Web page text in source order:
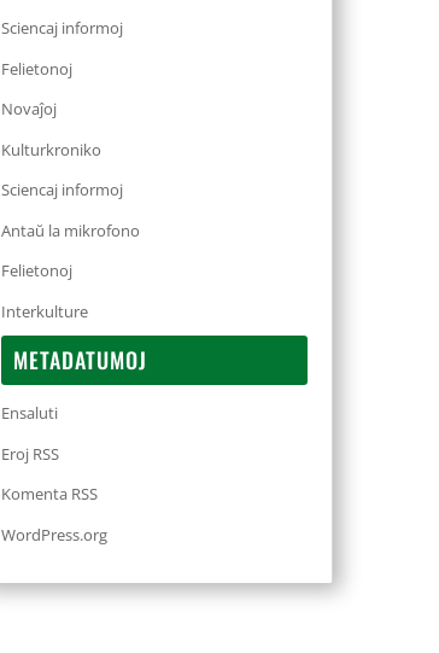
Sciencaj informoj
Felietonoj
Novaĵoj
Kulturkroniko
Sciencaj informoj
Antaŭ la mikrofono
Felietonoj
Interkulture
METADATUMOJ
Ensaluti
Eroj RSS
Komenta RSS
WordPress.org